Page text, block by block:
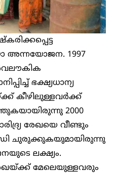
അന്നയോജന. 1997
ഭക്ഷ്യധാന്യ
കീഴിലുള്ളവർക്ക്
2000
രേഖയെ വീണ്ടും
ചുരുക്കുകയുമായിരുന്നു
ലക്ഷ്യം.
മേലെയുള്ളവരും